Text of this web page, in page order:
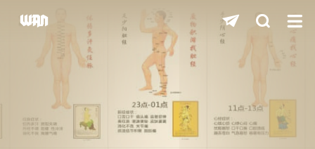
关闭快捷键功能
shift 打开中控台